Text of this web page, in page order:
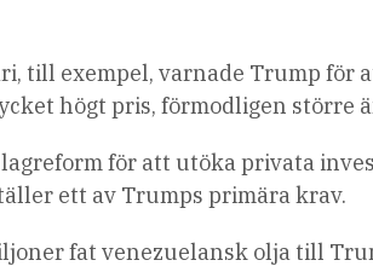
till exempel, varnade Trump för
högt pris, förmodligen större
för att utöka privata
ett av Trumps primära krav.
fat venezuelansk olja till